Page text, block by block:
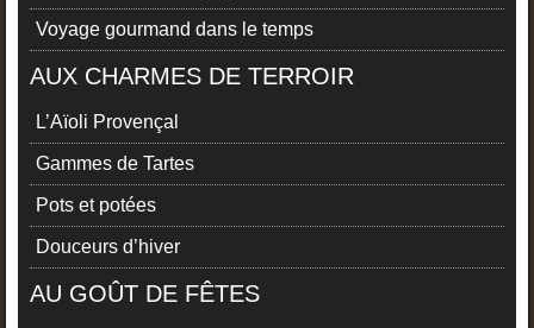
Voyage gourmand dans le temps
AUX CHARMES DE TERROIR
L’Aïoli Provençal
Gammes de Tartes
Pots et potées
Douceurs d’hiver
AU GOÛT DE FÊTES